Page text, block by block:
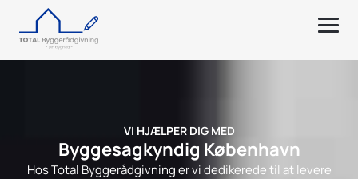
VI HJÆLPER DIG MED
Byggesagkyndig København
Hos Total Byggerådgivning er vi dedikerede til at levere